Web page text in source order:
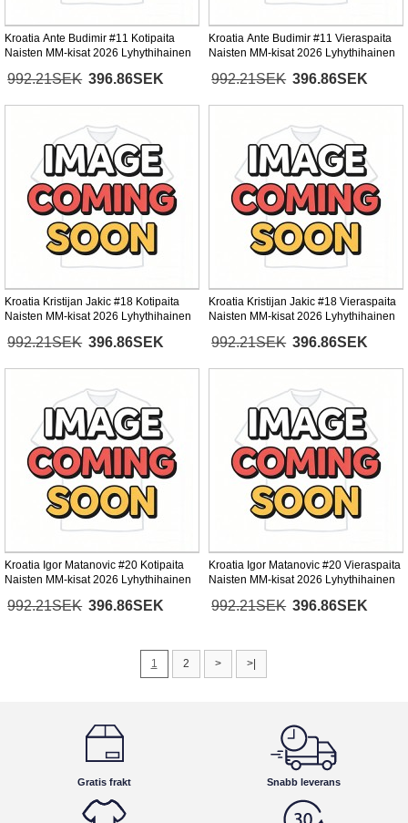
Kroatia Ante Budimir #11 Kotipaita
Naisten MM-kisat 2026 Lyhythihainen
992.21SEK 396.86SEK
Kroatia Ante Budimir #11 Vieraspaita
Naisten MM-kisat 2026 Lyhythihainen
992.21SEK 396.86SEK
Kroatia Kristijan Jakic #18 Kotipaita
Naisten MM-kisat 2026 Lyhythihainen
992.21SEK 396.86SEK
Kroatia Kristijan Jakic #18 Vieraspaita
Naisten MM-kisat 2026 Lyhythihainen
992.21SEK 396.86SEK
Kroatia Igor Matanovic #20 Kotipaita
Naisten MM-kisat 2026 Lyhythihainen
992.21SEK 396.86SEK
Kroatia Igor Matanovic #20 Vieraspaita
Naisten MM-kisat 2026 Lyhythihainen
992.21SEK 396.86SEK
1 2 > >|
Gratis frakt Snabb leverans